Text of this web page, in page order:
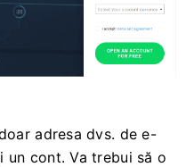
adresa dvs. de e-
un cont. Va trebui să o